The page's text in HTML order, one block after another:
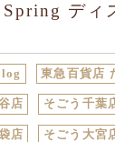
ディ
東急百貨店
店 そごう千葉
店 そごう大宮